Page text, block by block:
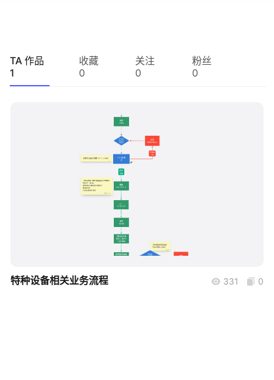
TA 作品
1
收藏
0
关注
0
粉丝
0
boardmix
特种设备相关业务流程 331 0